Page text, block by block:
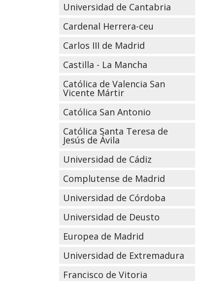
Universidad de Cantabria
Cardenal Herrera-ceu
Carlos III de Madrid
Castilla - La Mancha
Católica de Valencia San
Vicente Mártir
Católica San Antonio
Católica Santa Teresa de
Jesús de Ávila
Universidad de Cádiz
Complutense de Madrid
Universidad de Córdoba
Universidad de Deusto
Europea de Madrid
Universidad de Extremadura
Francisco de Vitoria